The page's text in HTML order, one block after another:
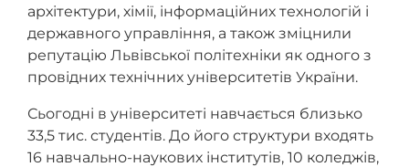
архітектури, хімії, інформаційних технологій і
державного управління, а також зміцнили
репутацію Львівської політехніки як одного з
провідних технічних університетів України.
Сьогодні в університеті навчається близько
33,5 тис. студентів. До його структури входять
16 навчально-наукових інститутів, 10 коледжів,